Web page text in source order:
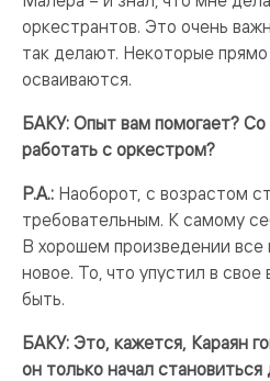
оркестрантов. Это очень
так делают. Некоторые
осваиваются.
БАКУ: Опыт вам помогает?
работать с оркестром?
Р.А.: Наоборот, с возрастом
требовательным. К самому
В хорошем произведении
новое. То, что упустил в
быть.
БАКУ: Это, кажется, Караян
он только начал